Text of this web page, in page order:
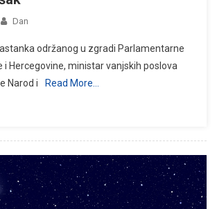
Dan
održanog u zgradi Parlamentarne
i Hercegovine, ministar vanjskih poslova
Narod i
Read More…